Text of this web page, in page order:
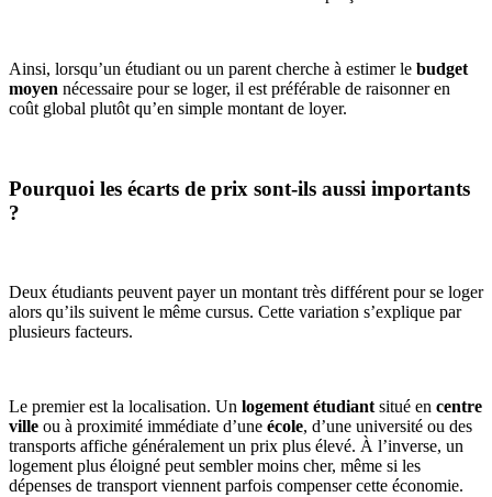
Ainsi, lorsqu’un étudiant ou un parent cherche à estimer le budget
moyen nécessaire pour se loger, il est préférable de raisonner en
coût global plutôt qu’en simple montant de loyer.
Pourquoi les écarts de prix sont-ils aussi importants
?
Deux étudiants peuvent payer un montant très différent pour se loger
alors qu’ils suivent le même cursus. Cette variation s’explique par
plusieurs facteurs.
Le premier est la localisation. Un logement étudiant situé en centre
ville ou à proximité immédiate d’une école, d’une université ou des
transports affiche généralement un prix plus élevé. À l’inverse, un
logement plus éloigné peut sembler moins cher, même si les
dépenses de transport viennent parfois compenser cette économie.